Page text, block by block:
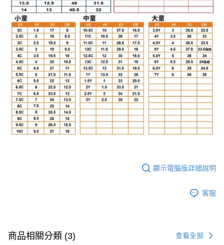
顯示電腦版詳細說明
客服
商品相關分類 (3) 查看全部